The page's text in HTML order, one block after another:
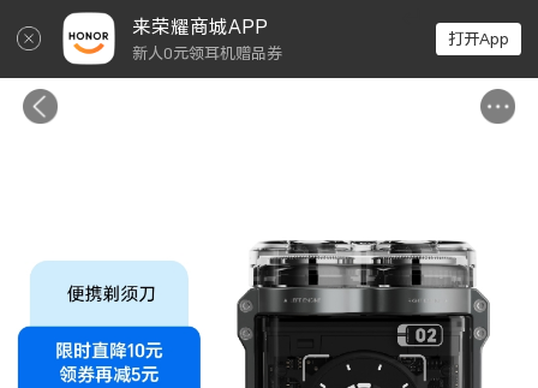
来荣耀商城APP
新人0元领耳机赠品券
打开App